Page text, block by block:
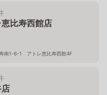
比寿西館店
南1-6-1 アトレ恵比寿西館4F